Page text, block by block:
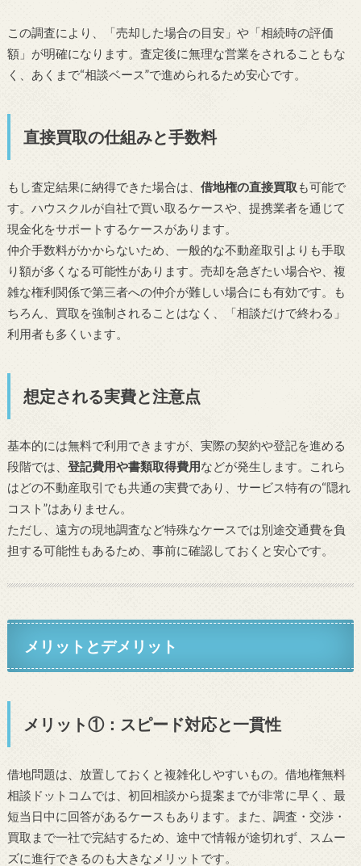
この調査により、「売却した場合の目安」や「相続時の評価
額」が明確になります。査定後に無理な営業をされることもな
く、あくまで“相談ベース”で進められるため安心です。
直接買取の仕組みと手数料
もし査定結果に納得できた場合は、 借地権の直接買取 も可能で
す。ハウスクルが自社で買い取るケースや、提携業者を通じて
現金化をサポートするケースがあります。
仲介手数料がかからないため、一般的な不動産取引よりも手取
り額が多くなる可能性があります。売却を急ぎたい場合や、複
雑な権利関係で第三者への仲介が難しい場合にも有効です。も
ちろん、買取を強制されることはなく、「相談だけで終わる」
利用者も多くいます。
想定される実費と注意点
基本的には無料で利用できますが、実際の契約や登記を進める
段階では、 登記費用や書類取得費用などが発生します。これら
はどの不動産取引でも共通の実費であり、サービス特有の“隠れ
コスト”はありません。
ただし、遠方の現地調査など特殊なケースでは別途交通費を負
担する可能性もあるため、事前に確認しておくと安心です。
メリットとデメリット
メリット①：スピード対応と一貫性
借地問題は、放置しておくと複雑化しやすいもの。借地権無料
相談ドットコムでは、初回相談から提案までが非常に早く、最
短当日中に回答があるケースもあります。また、調査・交渉・
買取まで一社で完結するため、途中で情報が途切れず、スムー
ズに進行できるのも大きなメリットです。